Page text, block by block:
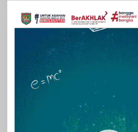
Pemutar
Video